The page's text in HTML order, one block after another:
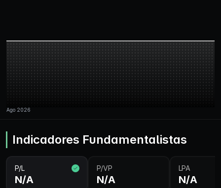
Indicadores Fundamentalistas
P/L
N/A
P/VP
N/A
LPA
N/A